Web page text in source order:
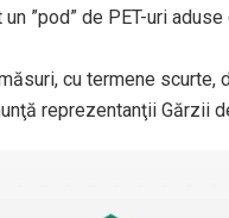
”pod” de PET-uri
cu termene
reprezentanţii Gărzii